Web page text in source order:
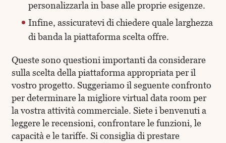
personalizzarla in base alle proprie esigenze.
Infine, assicuratevi di chiedere quale larghezza
di banda la piattaforma scelta offre.
Queste sono questioni importanti da considerare
sulla scelta della piattaforma appropriata per il
vostro progetto. Suggeriamo il seguente confronto
per determinare la migliore virtual data room per
la vostra attività commerciale. Siete i benvenuti a
leggere le recensioni, confrontare le funzioni, le
capacità e le tariffe. Si consiglia di prestare